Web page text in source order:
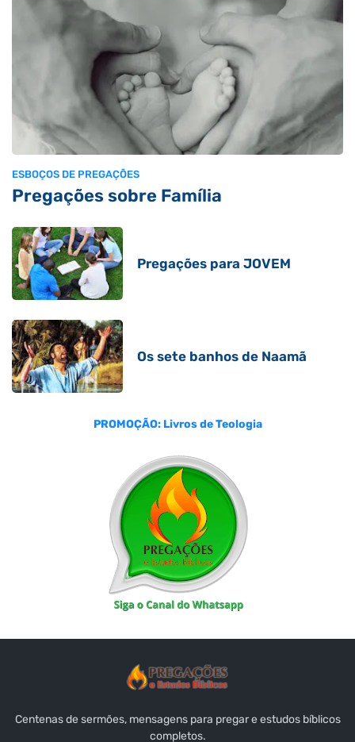
ESBOÇOS DE PREGAÇÕES
Pregações sobre Família
Pregações para JOVEM
Os sete banhos de Naamã
PROMOÇÃO: Livros de Teologia
Centenas de sermões, mensagens para pregar e estudos bíblicos
completos.